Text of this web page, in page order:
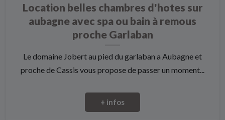
Location belles chambres d'hotes sur
aubagne avec spa ou bain à remous
proche Garlaban
Le domaine Jobert au pied du garlaban a Aubagne et
proche de Cassis vous propose de passer un moment...
+ infos